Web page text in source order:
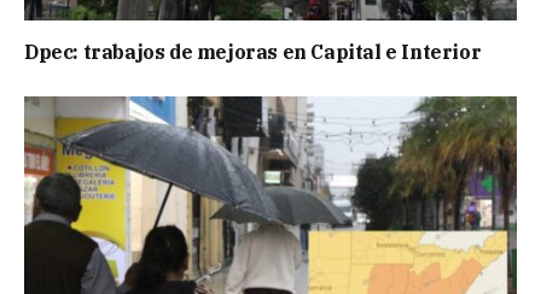
Dpec: trabajos de mejoras en Capital e Interior